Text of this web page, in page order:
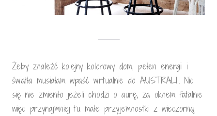
Żeby znaleźć kolejny kolorowy dom, pełen energii i
światła musiałam wpaść wirtualnie do AUSTRALII. Nic
się nie zmieniło jeżeli chodzi o aurę, za oknem fatalnie
więc przynajmniej tu małe przyjemnostki z wieczorną